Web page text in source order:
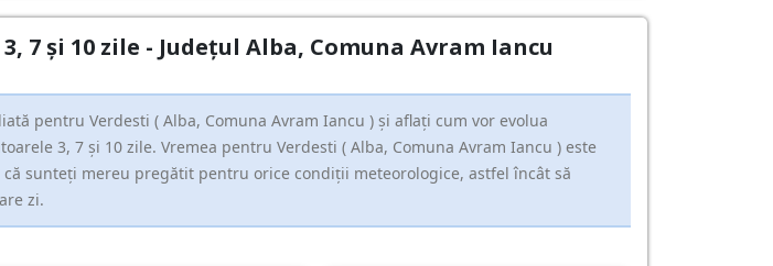
7 și 10 zile - Județul Alba, Comuna Avram Iancu
pentru Verdesti ( Alba, Comuna Avram Iancu ) și aflați cum vor evolua
3, 7 și 10 zile. Vremea pentru Verdesti ( Alba, Comuna Avram Iancu ) este
sunteți mereu pregătit pentru orice condiții meteorologice, astfel încât să
zi.